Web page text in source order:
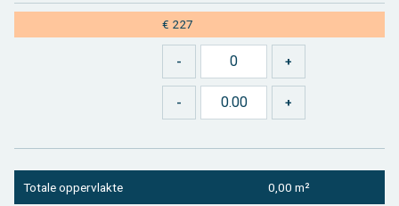
€ 227
To­ta­le op­per­vlak­te 0,00 m²